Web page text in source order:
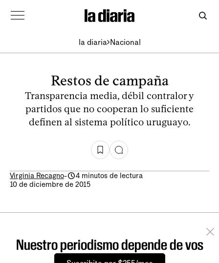
la diaria Nacional
Restos de campaña
Transparencia media, débil contralor y
partidos que no cooperan lo suficiente
definen al sistema político uruguayo.
Virginia Recagno-
4 minutos de lectura
10 de diciembre de 2015
Nuestro periodismo depende de vos